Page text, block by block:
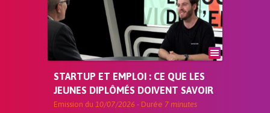
STARTUP ET EMPLOI : CE QUE LES
JEUNES DIPLÔMÉS DOIVENT SAVOIR
Emission du 10/07/2026 - Durée 7 minutes